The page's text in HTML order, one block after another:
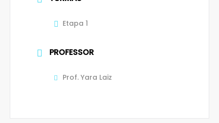
Etapa 1
PROFESSOR
Prof. Yara Laiz